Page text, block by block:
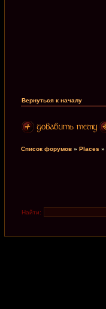
Вернуться к началу
Список форумов » Places »
Найти: